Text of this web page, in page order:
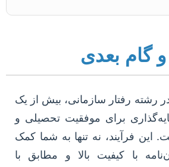
گام بعدی
رشته رفتار سازمانی، بیش از یک
برای موفقیت تحصیلی و
این فرآیند، نه تنها به شما کمک
با کیفیت بالا و مطابق با